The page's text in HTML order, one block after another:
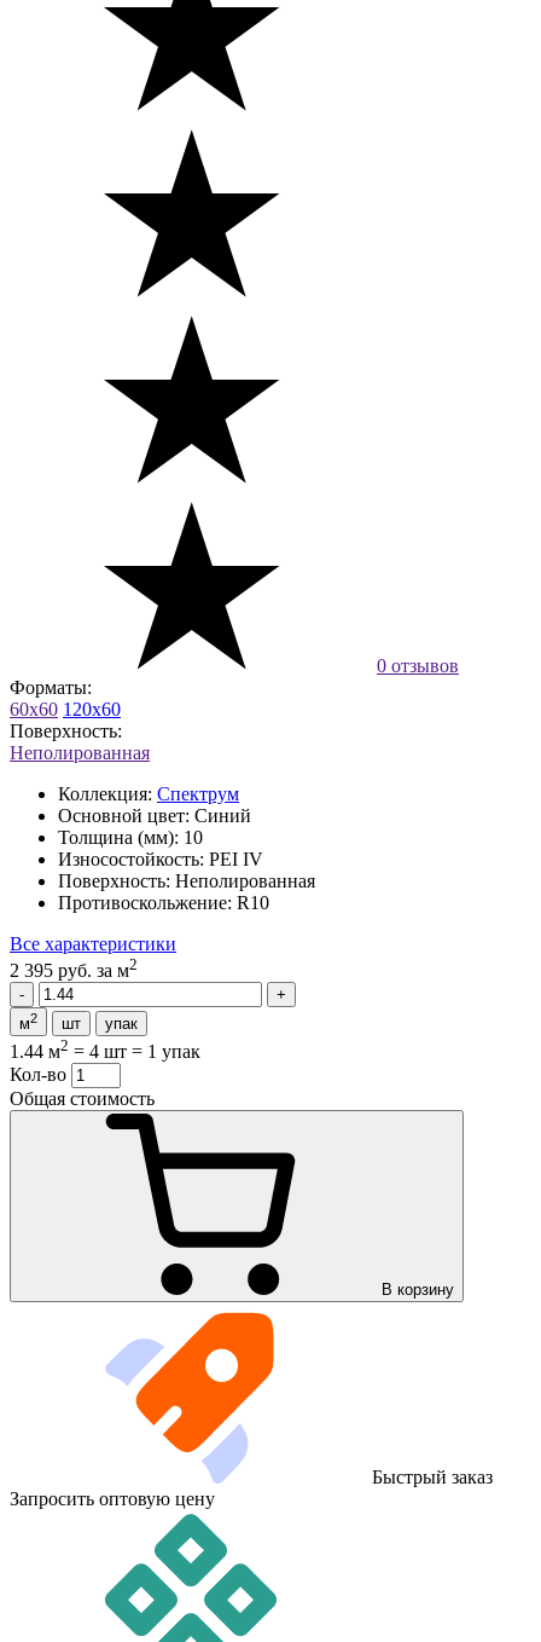
0 отзывов
Форматы:
60x60 120x60
Поверхность:
Неполированная
Коллекция: Спектрум
Основной цвет: Синий
Толщина (мм): 10
Износостойкость: PEI IV
Поверхность: Неполированная
Противоскольжение: R10
Все характеристики
2 395 руб. за м2
м2 шт упак
1.44 м2 = 4 шт = 1 упак
Кол-во
Общая стоимость
В корзину
Быстрый заказ
Запросить оптовую цену